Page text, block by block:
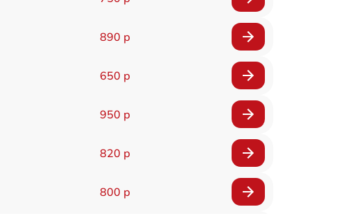
890 р
650 р
950 р
820 р
800 р